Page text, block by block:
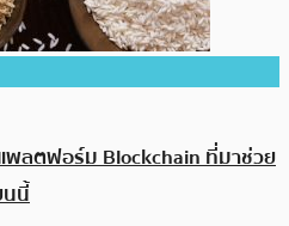
พลตฟอร์ม Blockchain ที่มาช่วย
นนี้